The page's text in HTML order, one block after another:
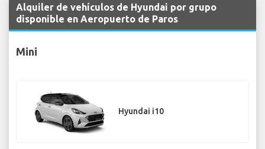
Alquiler de vehículos de Hyundai por grupo
disponible en Aeropuerto de Paros
Mini
Hyundai i10